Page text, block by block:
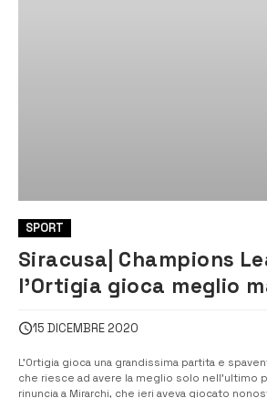
SPORT
Siracusa| Champions
l’Ortigia gioca meglio
15 DICEMBRE 2020
L’Ortigia gioca una grandissima partita e
che riesce ad avere la meglio solo nell’ultimo
rinuncia a Mirarchi, che ieri aveva giocato